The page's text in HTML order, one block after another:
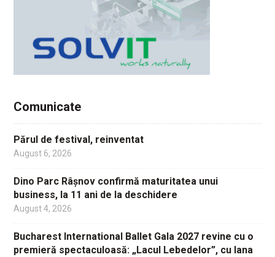
Comunicate
Părul de festival, reinventat
August 6, 2026
Dino Parc Râșnov confirmă maturitatea unui
business, la 11 ani de la deschidere
August 4, 2026
Bucharest International Ballet Gala 2027 revine cu o
premieră spectaculoasă: „Lacul Lebedelor”, cu Iana